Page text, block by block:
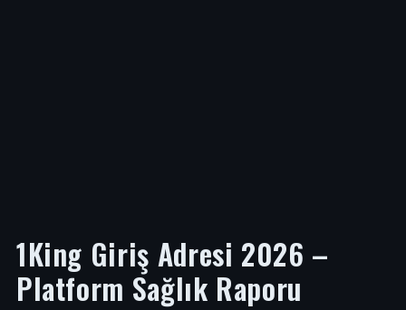
1King Giriş Adresi 2026 –
Platform Sağlık Raporu